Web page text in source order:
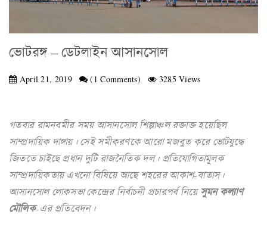
ভোটরঙ্গ – ডেটলাইন আসানসোল
April 21, 2019 (1 Comments) 3285 Views
গতবার রামনবমীর সময় আসানসোল শিল্পাঞ্চল রক্তাক্ত হয়েছিল
সাম্প্রদায়িক দাঙ্গায়। সেই সমীকরণকে আরো মজবুত করে ভোটযুদ্ধে
জিততে চাইছে প্রধান দুটি রাজনৈতিক দল। প্রতিযোগিতামূলক
সাম্প্রদায়িকতায় এখনো বিষিয়ে আছে শহরের আকাশ-বাতাস।
আসানসোল লোকসভা কেন্দ্রের নির্বাচনী প্রচারপর্ব নিয়েসুমন কল্যাণ
মৌলিক-এর প্রতিবেদন।